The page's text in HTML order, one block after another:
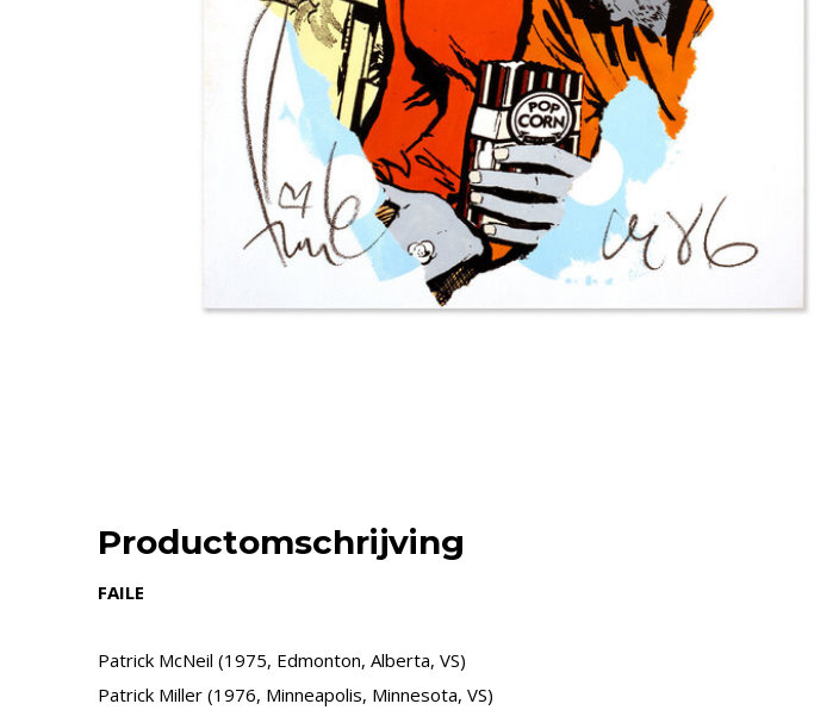
Productomschrijving
FAILE
Patrick McNeil (1975, Edmonton, Alberta, VS)
Patrick Miller (1976, Minneapolis, Minnesota, VS)